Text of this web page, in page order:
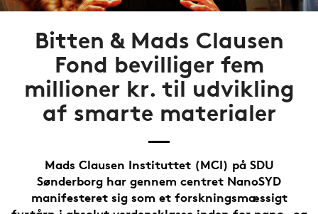
Bitten & Mads Clausen
Fond bevilliger fem
millioner kr. til udvikling
af smarte materialer
Mads Clausen Instituttet (MCI) på SDU
Sønderborg har gennem centret NanoSYD
manifesteret sig som et forskningsmæssigt